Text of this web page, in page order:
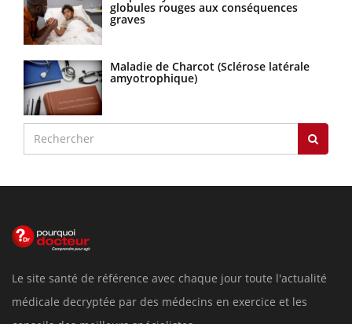
globules rouges aux conséquences
graves
Maladie de Charcot (Sclérose latérale
amyotrophique)
Le site santé de référence avec chaque jour toute l'actualité
médicale decryptée par des médecins en exercice et les